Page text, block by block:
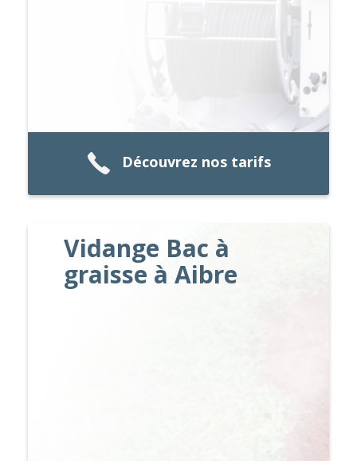
Découvrez nos tarifs
Vidange Bac à
graisse à Aibre